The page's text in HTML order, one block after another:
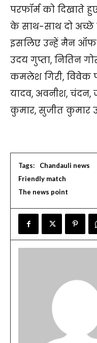
परफॉर्म को दिखाते
के साथ-साथ दो अच्छे
इसलिए उन्हें मैन ऑफ
उदय गुप्ता, नितिन
कमलेश गिरी, विवेक
यादव, अवनीश, चंदन,
कुमार, सुजीत कुमार
Tags:
Chandauli news
Friendly match
The news point